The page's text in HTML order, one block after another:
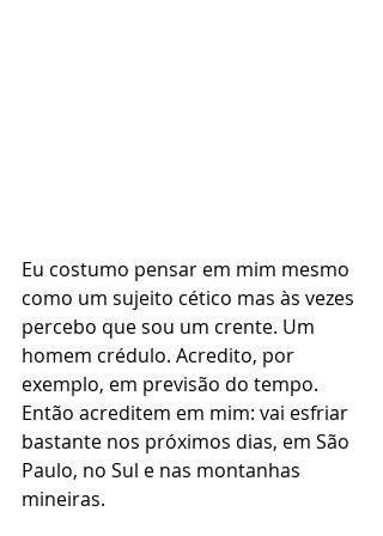
Eu costumo pensar em mim mesmo
como um sujeito cético mas às vezes
percebo que sou um crente. Um
homem crédulo. Acredito, por
exemplo, em previsão do tempo.
Então acreditem em mim: vai esfriar
bastante nos próximos dias, em São
Paulo, no Sul e nas montanhas
mineiras.